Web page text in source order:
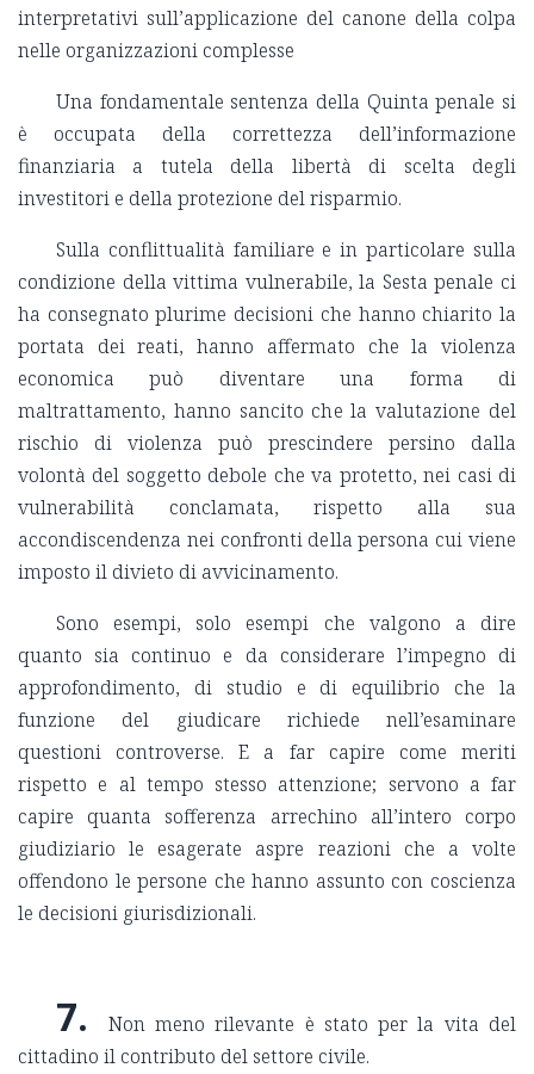
interpretativi sull’applicazione del canone della colpa
nelle organizzazioni complesse
Una fondamentale sentenza della Quinta penale si
è occupata della correttezza dell’informazione
finanziaria a tutela della libertà di scelta degli
investitori e della protezione del risparmio.
Sulla conflittualità familiare e in particolare sulla
condizione della vittima vulnerabile, la Sesta penale ci
ha consegnato plurime decisioni che hanno chiarito la
portata dei reati, hanno affermato che la violenza
economica può diventare una forma di
maltrattamento, hanno sancito che la valutazione del
rischio di violenza può prescindere persino dalla
volontà del soggetto debole che va protetto, nei casi di
vulnerabilità conclamata, rispetto alla sua
accondiscendenza nei confronti della persona cui viene
imposto il divieto di avvicinamento.
Sono esempi, solo esempi che valgono a dire
quanto sia continuo e da considerare l’impegno di
approfondimento, di studio e di equilibrio che la
funzione del giudicare richiede nell’esaminare
questioni controverse. E a far capire come meriti
rispetto e al tempo stesso attenzione; servono a far
capire quanta sofferenza arrechino all’intero corpo
giudiziario le esagerate aspre reazioni che a volte
offendono le persone che hanno assunto con coscienza
le decisioni giurisdizionali.
7. Non meno rilevante è stato per la vita del
cittadino il contributo del settore civile.